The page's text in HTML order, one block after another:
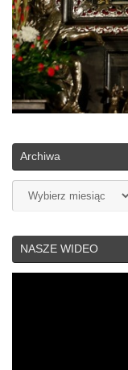
Archiwa
NASZE WIDEO